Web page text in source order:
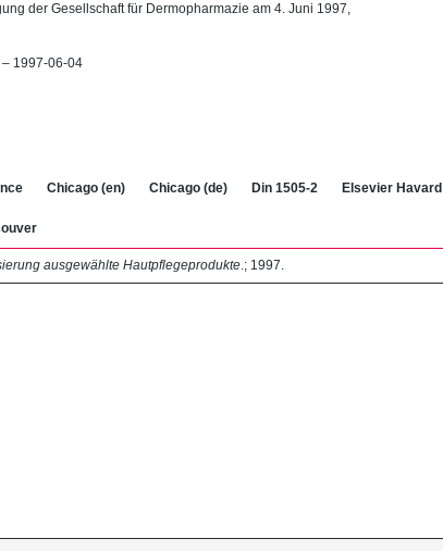
der Gesellschaft für Dermopharmazie am 4. Juni 1997,
1997-06-04
Chicago (en) Chicago (de) Din 1505-2 Elsevier Havard
ausgewählte Hautpflegeprodukte .; 1997.